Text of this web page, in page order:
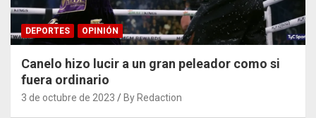
DEPORTES OPINIÓN
Canelo hizo lucir a un gran peleador como si
fuera ordinario
3 de octubre de 2023 By Redaction